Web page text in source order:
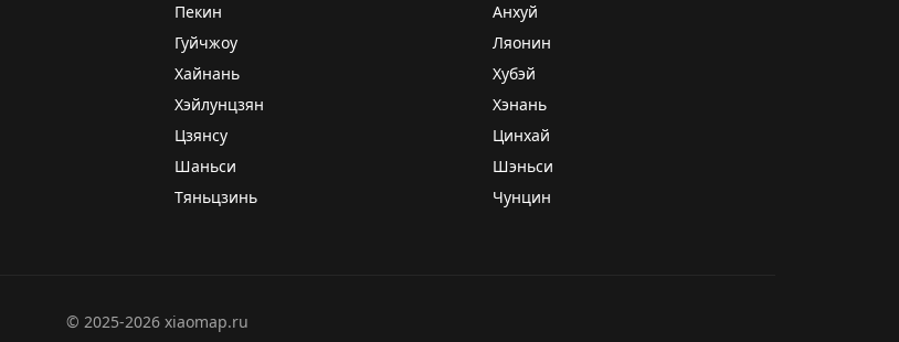
Пекин
Анхуй
Гуйчжоу
Ляонин
Хайнань
Хубэй
Хэйлунцзян
Хэнань
Цзянсу
Цинхай
Шаньси
Шэньси
Тяньцзинь
Чунцин
© 2025-2026 xiaomap.ru